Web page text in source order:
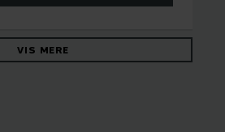
VIS MERE